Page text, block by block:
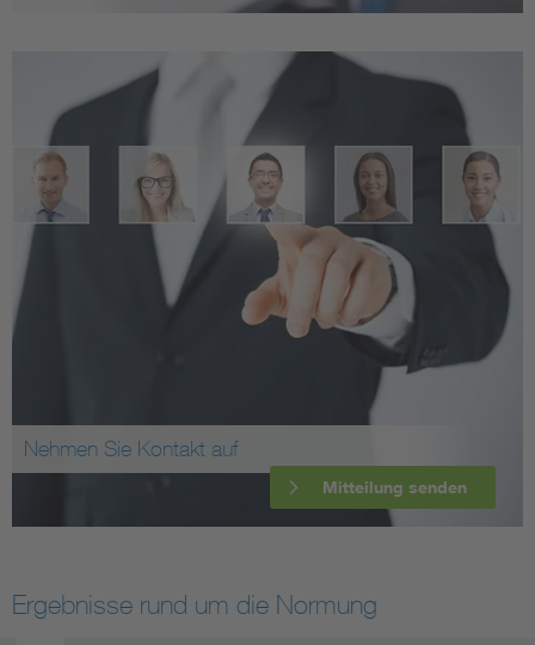
Nehmen Sie Kontakt auf
Mitteilung senden
Ergebnisse rund um die Normung